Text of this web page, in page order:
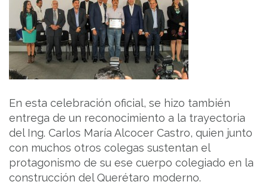
En esta celebración oficial, se hizo también
entrega de un reconocimiento a la trayectoria
del Ing. Carlos María Alcocer Castro, quien junto
con muchos otros colegas sustentan el
protagonismo de su ese cuerpo colegiado en la
construcción del Querétaro moderno.